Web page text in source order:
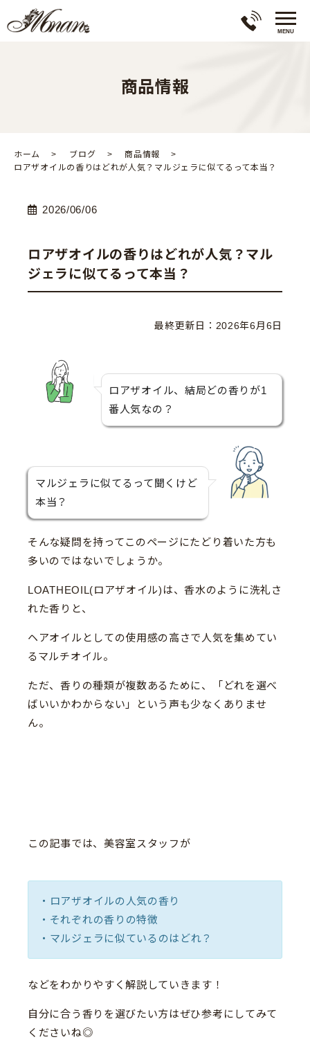
商品情報
ホーム ブログ
商品情報
ロアザオイルの香りはどれが人気？マルジェラに似てるって本当？
2026/06/06
ロアザオイルの香りはどれが人気？マル
ジェラに似てるって本当？
最終更新日： 2026年6月6日
ロアザオイル、結局どの香りが1
番人気なの？
マルジェラに似てるって聞くけど
本当？
そんな疑問を持ってこのページにたどり着いた方も
多いのではないでしょうか。
LOATHEOIL(ロアザオイル)は、香水のように洗礼さ
れた香りと、
ヘアオイルとしての使用感の高さで人気を集めてい
るマルチオイル。
ただ、香りの種類が複数あるために、「どれを選べ
ばいいかわからない」という声も少なくありませ
ん。
この記事では、美容室スタッフが
・ロアザオイルの人気の香り
・それぞれの香りの特徴
・マルジェラに似ているのはどれ？
などをわかりやすく解説していきます！
自分に合う香りを選びたい方はぜひ参考にしてみて
くださいね◎